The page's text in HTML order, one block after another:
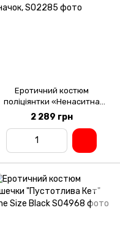
Еротичний костюм
поліціянтки «Ненаситна
Ніколь» One Size Black, боді,
панчохи, кашкет, пояс,
значок,
2 289 грн